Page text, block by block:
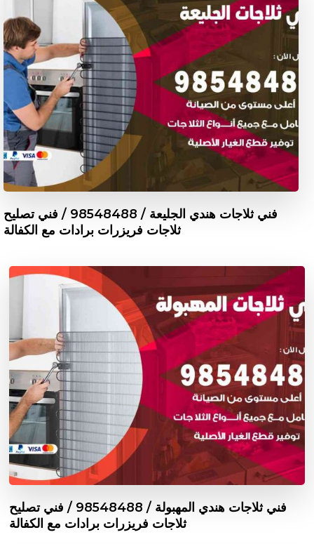
فني ثلاجات هندي الجليعة / 98548488 / فني تصليح
ثلاجات فريزرات برادات مع الكفالة
فني ثلاجات هندي المهبولة / 98548488 / فني تصليح
ثلاجات فريزرات برادات مع الكفالة